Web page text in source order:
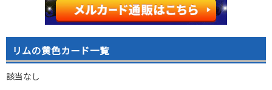
リムの黄色カード一覧
該当なし